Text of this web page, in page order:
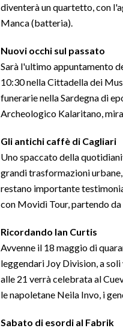
diventerà un quartetto, con
Manca (batteria).
Nuovi occhi sul passato
Sarà l'ultimo appuntamento
10:30 nella Cittadella dei
funerarie nella Sardegna di
Archeologico Kalaritano,
Gli antichi caffè di Cagliari
Uno spaccato della
grandi trasformazioni
restano importante
con Movidì Tour, partendo
Ricordando Ian Curtis
Avvenne il 18 maggio di
leggendari Joy Division, a
alle 21 verrà celebrata al
le napoletane Neila Invo, i
Sabato di esordi al Fabrik